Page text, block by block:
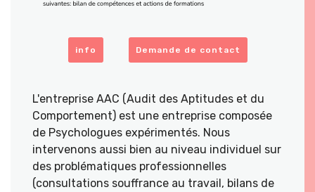
info Demande de contact
L'entreprise AAC (Audit des Aptitudes et du
Comportement) est une entreprise composée
de Psychologues expérimentés. Nous
intervenons aussi bien au niveau individuel sur
des problématiques professionnelles
(consultations souffrance au travail, bilans de